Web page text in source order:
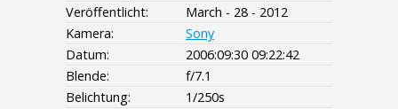
Veröffentlicht:
March - 28 - 2012
Kamera:
Sony
Datum:
2006:09:30 09:22:42
Blende:
f/7.1
Belichtung:
1/250s